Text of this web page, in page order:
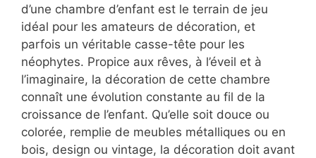
d’une chambre d’enfant est le terrain de jeu
idéal pour les amateurs de décoration, et
parfois un véritable casse-tête pour les
néophytes. Propice aux rêves, à l’éveil et à
l’imaginaire, la décoration de cette chambre
connaît une évolution constante au fil de la
croissance de l’enfant. Qu’elle soit douce ou
colorée, remplie de meubles métalliques ou en
bois, design ou vintage, la décoration doit avant